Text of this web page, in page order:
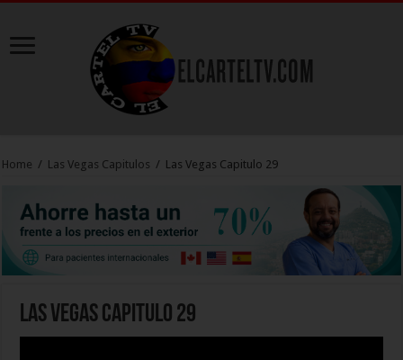
Home / Las Vegas Capitulos / Las Vegas Capitulo 29
Las Vegas Capitulo 29